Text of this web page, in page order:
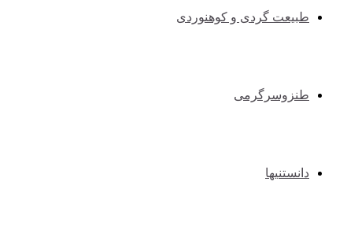
طبیعت گردی و کوهنوردی
طنزوسرگرمی
دانستنیها